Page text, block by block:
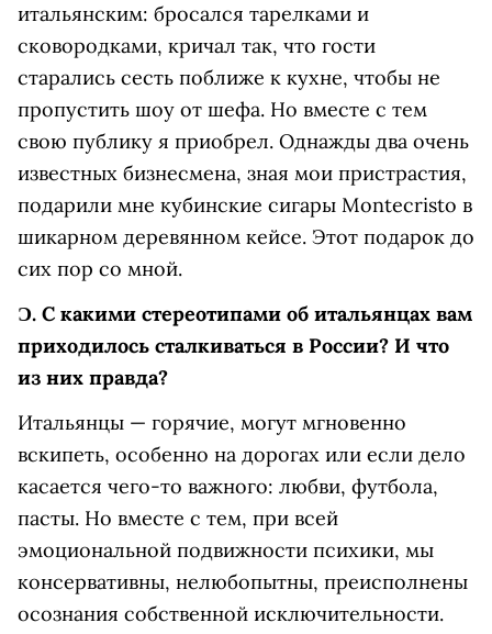
итальянским: бросался тарелками и
сковородками, кричал так, что гости
старались сесть поближе к кухне, чтобы не
пропустить шоу от шефа. Но вместе с тем
свою публику я приобрел. Однажды два очень
известных бизнесмена, зная мои пристрастия,
подарили мне кубинские сигары Montecristo в
шикарном деревянном кейсе. Этот подарок до
сих пор со мной.
Ɔ. С какими стереотипами об итальянцах вам
приходилось сталкиваться в России? И что
из них правда?
Итальянцы — горячие, могут мгновенно
вскипеть, особенно на дорогах или если дело
касается чего-то важного: любви, футбола,
пасты. Но вместе с тем, при всей
эмоциональной подвижности психики, мы
консервативны, нелюбопытны, преисполнены
осознания собственной исключительности.